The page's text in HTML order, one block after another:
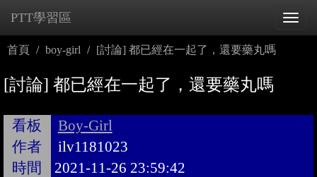
PTT學習區
首頁 boy-girl [討論] 都已經在一起了，還要藥丸嗎
[討論] 都已經在一起了，還要藥丸嗎
看板
Boy-Girl
作者
ilv1181023
時間
2021-11-26 23:59:42